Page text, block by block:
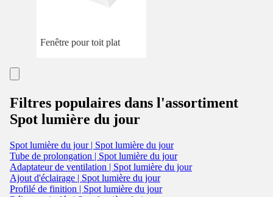
Fenêtre pour toit plat
Filtres populaires dans l'assortiment
Spot lumière du jour
Spot lumière du jour | Spot lumière du jour
Tube de prolongation | Spot lumière du jour
Adaptateur de ventilation | Spot lumière du jour
Ajout d'éclairage | Spot lumière du jour
Profilé de finition | Spot lumière du jour